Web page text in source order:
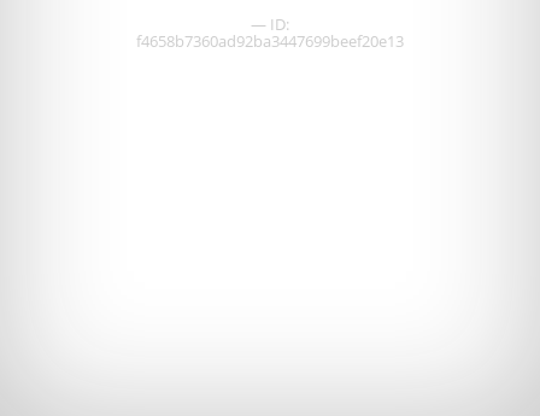
— ID:
f4658b7360ad92ba3447699beef20e13